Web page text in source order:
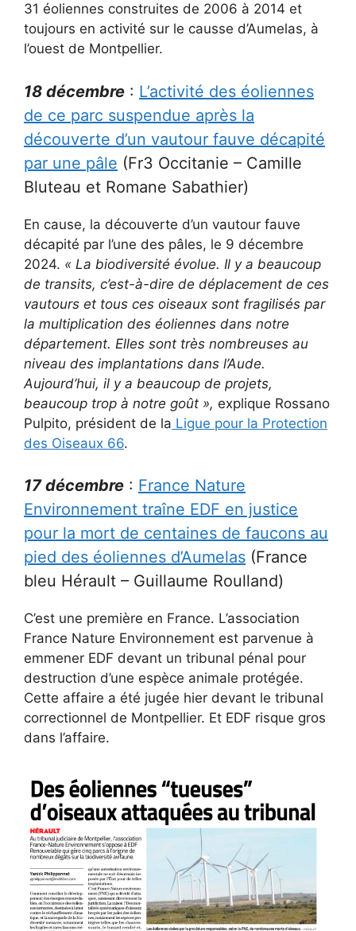
31 éoliennes construites de 2006 à 2014 et
toujours en activité sur le causse d’Aumelas, à
l’ouest de Montpellier.
18 décembre : L’activité des éoliennes
de ce parc suspendue après la
découverte d’un vautour fauve décapité
par une pâle (Fr3 Occitanie – Camille
Bluteau et Romane Sabathier)
En cause, la découverte d’un vautour fauve
décapité par l’une des pâles, le 9 décembre
2024. « La biodiversité évolue. Il y a beaucoup
de transits, c’est-à-dire de déplacement de ces
vautours et tous ces oiseaux sont fragilisés par
la multiplication des éoliennes dans notre
département. Elles sont très nombreuses au
niveau des implantations dans l’Aude.
Aujourd’hui, il y a beaucoup de projets,
beaucoup trop à notre goût », explique Rossano
Pulpito, président de la Ligue pour la Protection
des Oiseaux 66.
17 décembre : France Nature
Environnement traîne EDF en justice
pour la mort de centaines de faucons au
pied des éoliennes d’Aumelas (France
bleu Hérault – Guillaume Roulland)
C’est une première en France. L’association
France Nature Environnement est parvenue à
emmener EDF devant un tribunal pénal pour
destruction d’une espèce animale protégée.
Cette affaire a été jugée hier devant le tribunal
correctionnel de Montpellier. Et EDF risque gros
dans l’affaire.